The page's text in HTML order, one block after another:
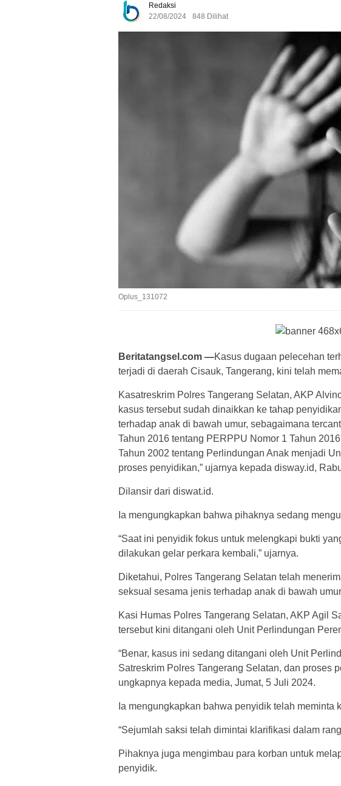
Redaksi
22/08/2024
848 Dilihat
Oplus_131072
Beritatangsel.com —Kasus dugaan pelecehan
terjadi di daerah Cisauk, Tangerang, kini telah
Kasatreskrim Polres Tangerang Selatan, AKP
kasus tersebut sudah dinaikkan ke tahap
terhadap anak di bawah umur, sebagaimana
Tahun 2016 tentang PERPPU Nomor 1 Tahun
Tahun 2002 tentang Perlindungan Anak menjadi
proses penyidikan,” ujarnya kepada disway.id,
Dilansir dari diswat.id.
Ia mengungkapkan bahwa pihaknya sedang
“Saat ini penyidik fokus untuk melengkapi bukti
dilakukan gelar perkara kembali,” ujarnya.
Diketahui, Polres Tangerang Selatan telah
seksual sesama jenis terhadap anak di bawah
Kasi Humas Polres Tangerang Selatan, AKP Agil
tersebut kini ditangani oleh Unit Perlindungan
“Benar, kasus ini sedang ditangani oleh Unit
Satreskrim Polres Tangerang Selatan, dan proses
ungkapnya kepada media, Jumat, 5 Juli 2024.
Ia mengungkapkan bahwa penyidik telah meminta
“Sejumlah saksi telah dimintai klarifikasi dalam
Pihaknya juga mengimbau para korban untuk
penyidik.